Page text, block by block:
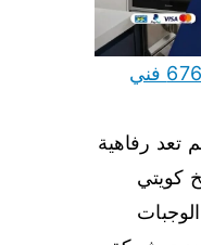
تصليح طباخات كاظمة 67616123 فني
تعد رفاهية
كويتي